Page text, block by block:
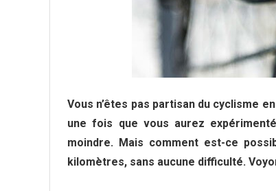
Vous n’êtes pas partisan du cyclisme
une fois que vous aurez
moindre. Mais comment est-ce
kilomètres, sans aucune difficulté.